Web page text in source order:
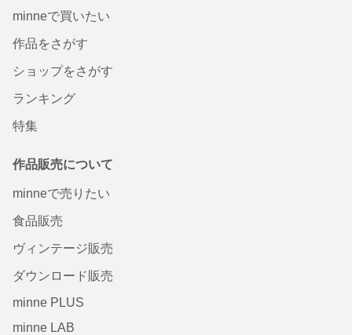
minneで買いたい
作品をさがす
ショップをさがす
ランキング
特集
作品販売について
minneで売りたい
食品販売
ヴィンテージ販売
ダウンロード販売
minne PLUS
minne LAB